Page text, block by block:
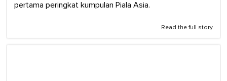
pertama peringkat kumpulan Piala Asia.
Read the full story